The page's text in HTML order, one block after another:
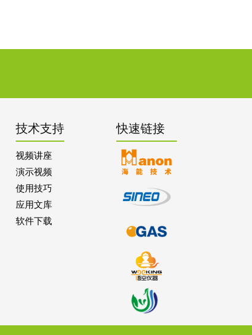
技术支持
视频讲座
演示视频
使用技巧
应用文库
软件下载
快速链接